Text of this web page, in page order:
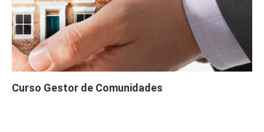
Curso Gestor de Comunidades